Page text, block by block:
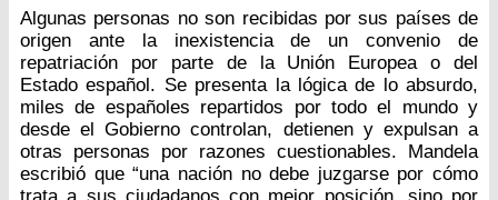
Algunas personas no son recibidas por sus países de
origen ante la inexistencia de un convenio de
repatriación por parte de la Unión Europea o del
Estado español. Se presenta la lógica de lo absurdo,
miles de españoles repartidos por todo el mundo y
desde el Gobierno controlan, detienen y expulsan a
otras personas por razones cuestionables. Mandela
escribió que “una nación no debe juzgarse por cómo